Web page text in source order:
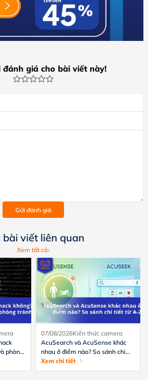
đánh giá cho bài viết này!
Gửi đánh giá
bài viết liên quan
Xem tất cả
phòng
07/08/2026Kiến thức camera
AcuSearch và AcuSense khác
nhau ở điểm nào? So sánh chi
tiết từ A-Z
Xem chi tiết